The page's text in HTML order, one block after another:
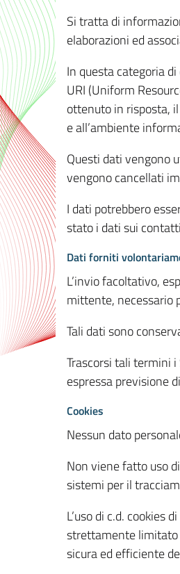
Si tratta di
elaborazioni ed
In questa categoria
URI (Uniform
ottenuto in risposta,
e all’ambiente
Questi dati vengono
vengono cancellati
I dati potrebbero
stato i dati sui
Dati forniti
L’invio facoltativo,
mittente, necessario
Tali dati sono
Trascorsi tali termini
espressa previsione
Cookies
Nessun dato
Non viene fatto uso
sistemi per il
L’uso di c.d. cookies
strettamente limitato
sicura ed efficiente